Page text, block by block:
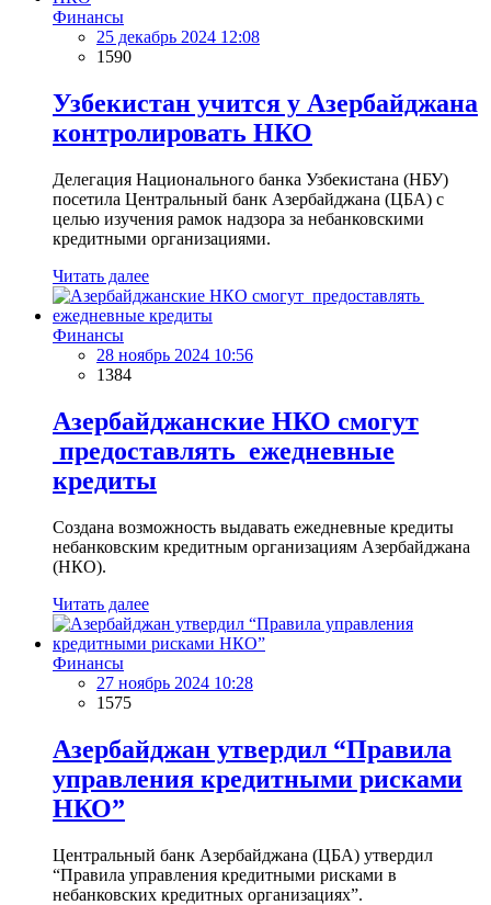
Финансы
25 декабрь 2024 12:08
1590
Узбекистан учится у Азербайджана
контролировать НКО
Делегация Национального банка Узбекистана (НБУ)
посетила Центральный банк Азербайджана (ЦБА) с
целью изучения рамок надзора за небанковскими
кредитными организациями.
Читать далее
Финансы
28 ноябрь 2024 10:56
1384
Азербайджанские НКО смогут
предоставлять ежедневные
кредиты
Создана возможность выдавать ежедневные кредиты
небанковским кредитным организациям Азербайджана
(НКО).
Читать далее
Финансы
27 ноябрь 2024 10:28
1575
Азербайджан утвердил “Правила
управления кредитными рисками
НКО”
Центральный банк Азербайджана (ЦБА) утвердил
“Правила управления кредитными рисками в
небанковских кредитных организациях”.